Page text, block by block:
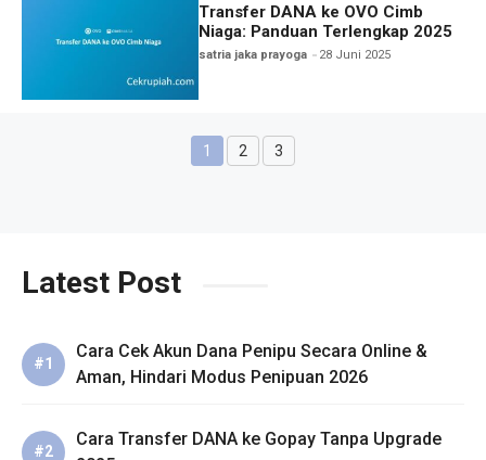
Transfer DANA ke OVO Cimb
Niaga: Panduan Terlengkap 2025
satria jaka prayoga 28 Juni 2025
Halaman
1 Halaman
2 3
Latest Post
Cara Cek Akun Dana Penipu Secara Online &
Aman, Hindari Modus Penipuan 2026
Cara Transfer DANA ke Gopay Tanpa Upgrade